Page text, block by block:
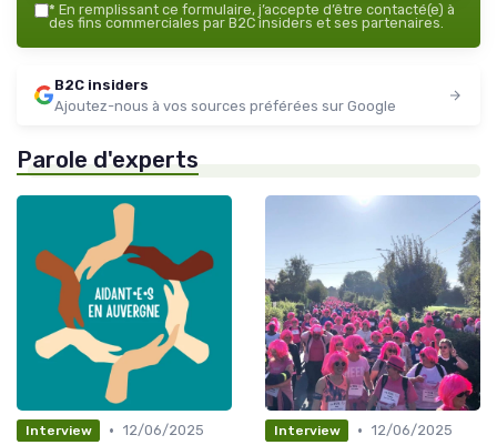
* En remplissant ce formulaire, j’accepte d’être contacté(e) à
des fins commerciales par B2C insiders et ses partenaires.
B2C insiders
Ajoutez-nous à vos sources préférées sur Google
Parole d'experts
Interview • 12/06/2025 Interview • 12/06/2025